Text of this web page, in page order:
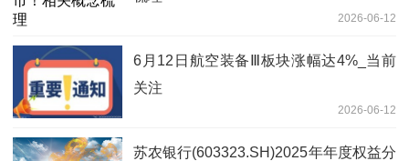
2026-06-12
6月12日航空装备Ⅲ板块涨幅达4%_当前
关注
2026-06-12
苏农银行(603323.SH)2025年年度权益分